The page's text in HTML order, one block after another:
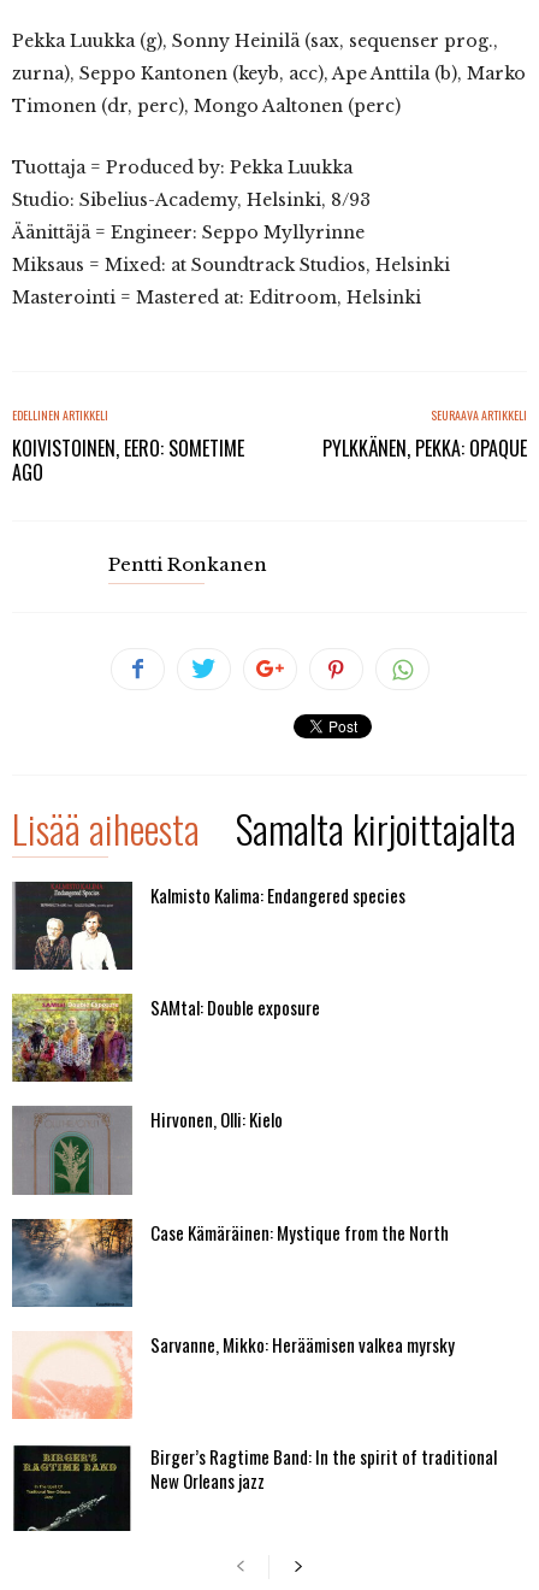
Pekka Luukka (g), Sonny Heinilä (sax, sequenser prog.,
zurna), Seppo Kantonen (keyb, acc), Ape Anttila (b), Marko
Timonen (dr, perc), Mongo Aaltonen (perc)
Tuottaja = Produced by: Pekka Luukka
Studio: Sibelius-Academy, Helsinki, 8/93
Äänittäjä = Engineer: Seppo Myllyrinne
Miksaus = Mixed: at Soundtrack Studios, Helsinki
Masterointi = Mastered at: Editroom, Helsinki
EDELLINEN ARTIKKELI
KOIVISTOINEN, EERO: SOMETIME
AGO
SEURAAVA ARTIKKELI
PYLKKÄNEN, PEKKA: OPAQUE
Pentti Ronkanen
Lisää aiheesta Samalta kirjoittajalta
Kalmisto Kalima: Endangered species
SAMtal: Double exposure
Hirvonen, Olli: Kielo
Case Kämäräinen: Mystique from the North
Sarvanne, Mikko: Heräämisen valkea myrsky
Birger’s Ragtime Band: In the spirit of traditional
New Orleans jazz